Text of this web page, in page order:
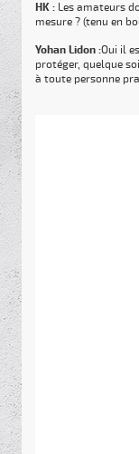
HK : Les amateurs
mesure ? (tenu en
Yohan Lidon :Oui il
protéger, quelque
à toute personne